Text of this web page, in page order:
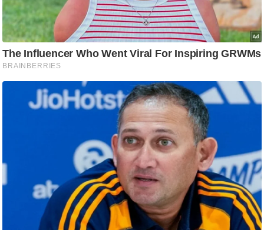
नी
ति
वि
श्ले
ष
ण